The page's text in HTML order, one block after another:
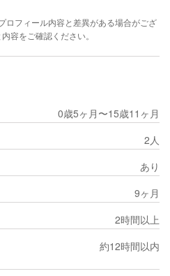
ロフィール内容と差異がある場合がござ
容をご確認ください。
0歳5ヶ月〜15歳11ヶ月
2人
あり
9ヶ月
2時間以上
約12時間以内